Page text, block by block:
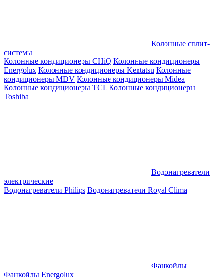
Колонные сплит-
системы
Колонные кондиционеры CHiQ Колонные кондиционеры
Energolux Колонные кондиционеры Kentatsu Колонные
кондиционеры MDV Колонные кондиционеры Midea
Колонные кондиционеры TCL Колонные кондиционеры
Toshiba
Водонагреватели
электрические
Водонагреватели Philips Водонагреватели Royal Clima
Фанкойлы
Фанкойлы Energolux